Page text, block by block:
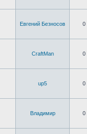
Евгений Безносов 0
CraftMan 0
up5 0
Владимир 0